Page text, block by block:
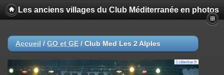
Les anciens villages du Club Méditerranée en photos
Accueil / GO et GE / Club Med Les 2 Alples